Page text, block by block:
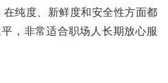
在纯度、新鲜度和安全性方面都
，非常适合职场人长期放心服